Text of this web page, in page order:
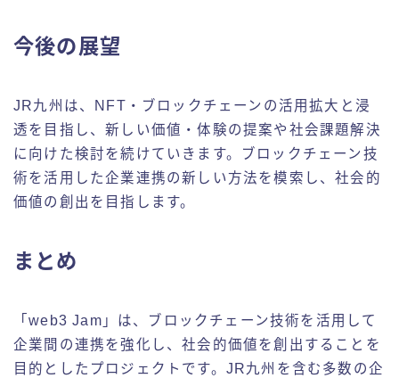
今後の展望
JR九州は、NFT・ブロックチェーンの活用拡大と浸
透を目指し、新しい価値・体験の提案や社会課題解決
に向けた検討を続けていきます。ブロックチェーン技
術を活用した企業連携の新しい方法を模索し、社会的
価値の創出を目指します。
まとめ
「web3 Jam」は、ブロックチェーン技術を活用して
企業間の連携を強化し、社会的価値を創出することを
目的としたプロジェクトです。JR九州を含む多数の企